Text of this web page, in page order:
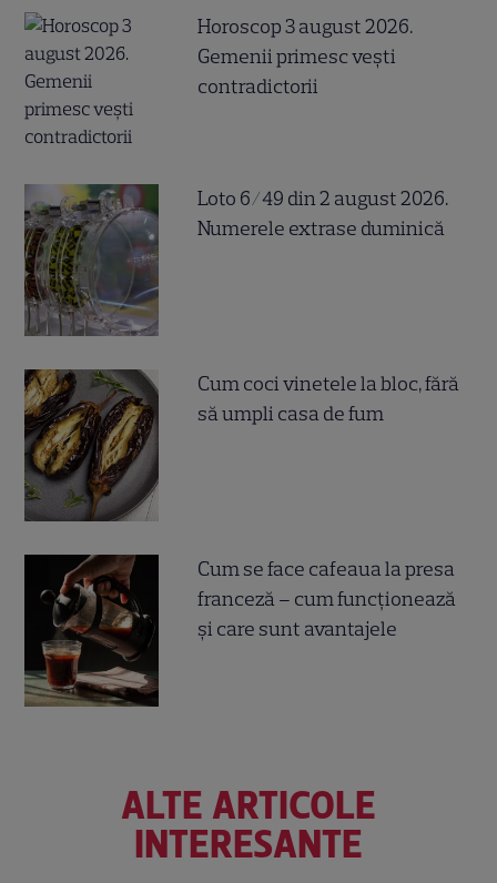
Horoscop 3 august 2026.
Gemenii primesc vești
contradictorii
Loto 6/49 din 2 august 2026.
Numerele extrase duminică
Cum coci vinetele la bloc, fără
să umpli casa de fum
Cum se face cafeaua la presa
franceză – cum funcționează
și care sunt avantajele
ALTE ARTICOLE
INTERESANTE